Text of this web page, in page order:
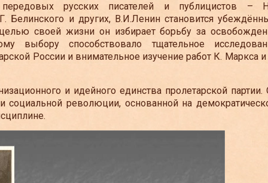
русских писателей и публицистов –
и других, В.И.Ленин становится
своей жизни он избирает борьбу за
выбору способствовало тщательное
России и внимательное изучение работ К. Маркса
и идейного единства пролетарской партии.
социальной революции, основанной на